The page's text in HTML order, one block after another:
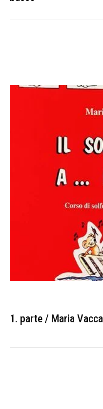
1. parte / Maria Vacca